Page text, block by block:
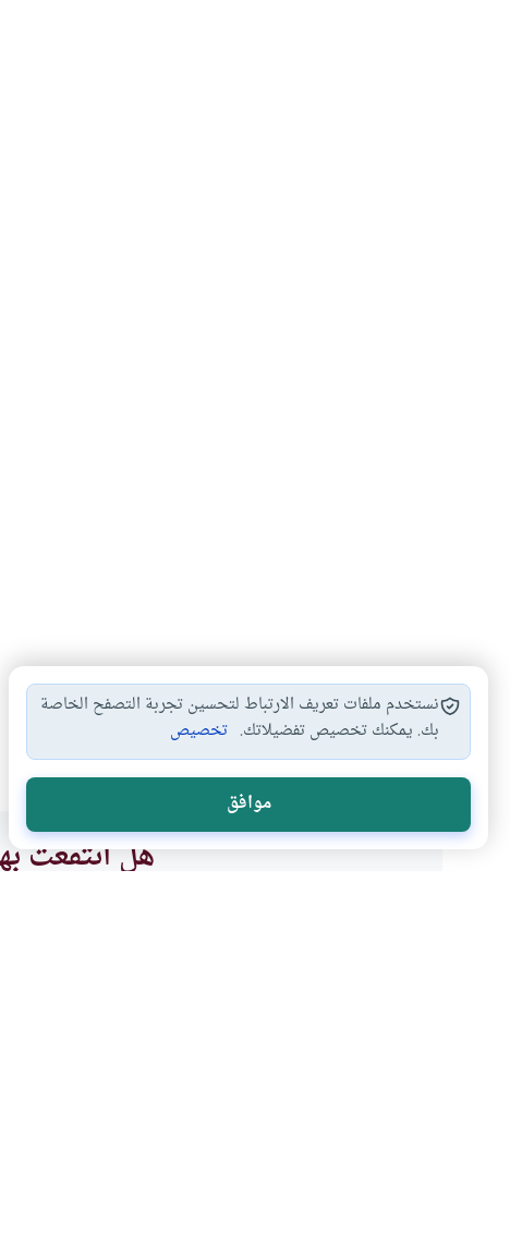
أحكام الخلو عقود الإيجارات
هل انتفعت
نستخدم ملفات تعريف الارتباط لتحسين تجربة التصفح الخاصة
بك. يمكنك تخصيص تفضيلاتك. تخصيص
موافق